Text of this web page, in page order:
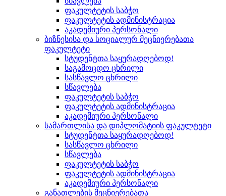
ფაკულტეტის საბჭო
ფაკულტეტის ადმინისტრაცია
აკადემიური პერსონალი
ბიზნესისა და სოციალურ მეცნიერებათა
ფაკულტეტი
სტუდენტთა საყურადღებოდ!
საგამოცდო ცხრილი
სასწავლო ცხრილი
სწავლება
ფაკულტეტის საბჭო
ფაკულტეტის ადმინისტრაცია
აკადემიური პერსონალი
სამართლისა და დიპლომატიის ფაკულტეტი
სტუდენტთა საყურადღებოდ!
სასწავლო ცხრილი
სწავლება
ფაკულტეტის საბჭო
ფაკულტეტის ადმინისტრაცია
აკადემიური პერსონალი
განათლების მეცნიერებათა